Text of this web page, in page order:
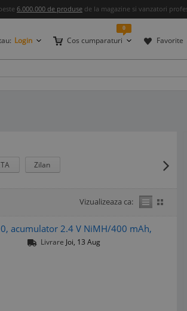
6.000.000 de produse de la magazine si vanzatori
Login Cos cumparaturi
0
Favorite
Zilan
Vizualizeaza ca:
acumulator 2.4 V NiMH/400 mAh,
Livrare Joi, 13 Aug